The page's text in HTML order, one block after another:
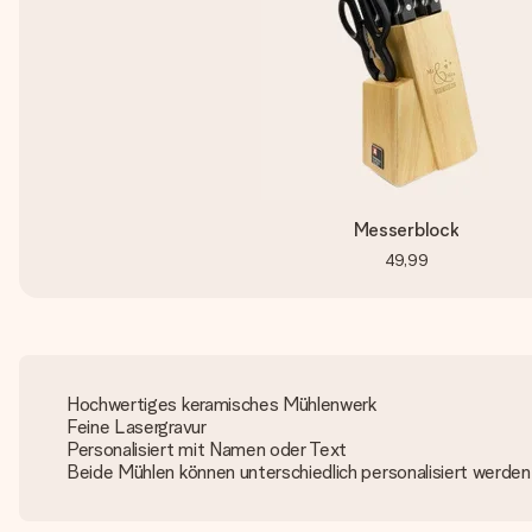
Messerblock
49,99
Hochwertiges keramisches Mühlenwerk
Feine Lasergravur
Personalisiert mit Namen oder Text
Beide Mühlen können unterschiedlich personalisiert werden